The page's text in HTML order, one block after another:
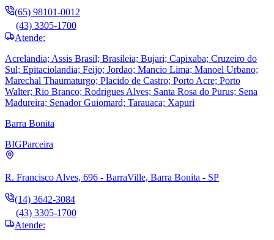
(65) 98101-0012
(43) 3305-1700
Atende:
Acrelandia; Assis Brasil; Brasileia; Bujari; Capixaba; Cruzeiro do
Sul; Epitaciolandia; Feijo; Jordao; Mancio Lima; Manoel Urbano;
Marechal Thaumaturgo; Placido de Castro; Porto Acre; Porto
Walter; Rio Branco; Rodrigues Alves; Santa Rosa do Purus; Sena
Madureira; Senador Guiomard; Tarauaca; Xapuri
Barra Bonita
BIGParceira
R. Francisco Alves, 696 - BarraVille, Barra Bonita - SP
(14) 3642-3084
(43) 3305-1700
Atende: